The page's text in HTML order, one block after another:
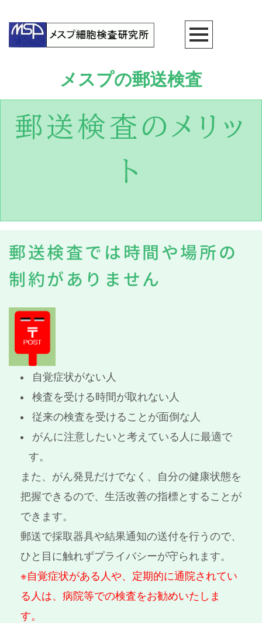
メスプの郵送検査
郵送検査のメリッ
ト
郵送検査では時間や場所の
制約がありません
自覚症状がない人
検査を受ける時間が取れない人
従来の検査を受けることが面倒な人
がんに注意したいと考えている人に最適で
す。
また、がん発見だけでなく、自分の健康状態を
把握できるので、生活改善の指標とすることが
できます。
郵送で採取器具や結果通知の送付を行うので、
ひと目に触れずプライバシーが守られます。
※自覚症状がある人や、定期的に通院されてい
る人は、病院等での検査をお勧めいたしま
す。